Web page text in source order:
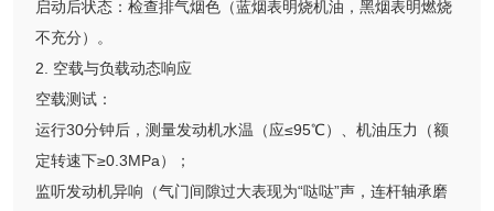
启动后状态：检查排气烟色（蓝烟表明烧机油，黑烟表明燃烧
不充分）。
2. 空载与负载动态响应
空载测试：
运行30分钟后，测量发动机水温（应≤95℃）、机油压力（额
定转速下≥0.3MPa）；
监听发动机异响（气门间隙过大表现为“哒哒”声，连杆轴承磨